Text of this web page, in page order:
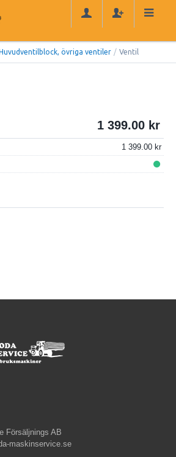
Huvudventilblock, övriga ventiler / Ventil
1 399.00
1 399.00
Försäljnings AB
maskinservice.se